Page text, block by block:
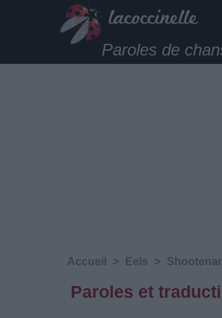
Paroles de
Accueil > Eels >
Paroles et